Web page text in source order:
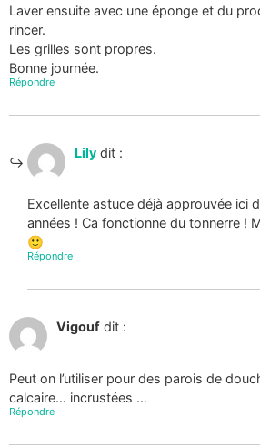
Laver ensuite avec une éponge et du
rincer.
Les grilles sont propres.
Bonne journée.
Répondre
Lily dit :
Excellente astuce déjà approuvée ici
années ! Ca fonctionne du tonnerre !
🙂
Répondre
Vigouf dit :
Peut on l’utiliser pour des parois de
calcaire… incrustées …
Répondre